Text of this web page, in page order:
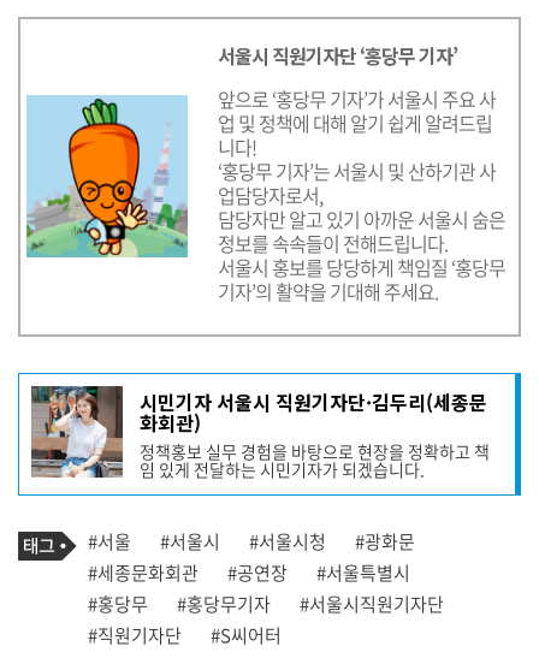
서울시 직원기자단 ‘홍당무 기자’
앞으로 ‘홍당무 기자’가 서울시 주요 사
업 및 정책에 대해 알기 쉽게 알려드립
니다!
‘홍당무 기자’는 서울시 및 산하기관 사
업담당자로서,
담당자만 알고 있기 아까운 서울시 숨은
정보를 속속들이 전해드립니다.
서울시 홍보를 당당하게 책임질 ‘홍당무
기자’의 활약을 기대해 주세요.
기
사
작
성
자
프
필
시민기자 서울시 직원기자단·김두리(세종문
화회관)
정책홍보 실무 경험을 바탕으로 현장을 정확하고 책
임 있게 전달하는 시민기자가 되겠습니다.
기
사
관
련
태
그
태
그
#서울 #서울시 #서울시청
#광화문
#세종문화회관
#공연장
#서울특별시
#홍당무
#홍당무기자
#서울시직원기자단
#직원기자단
#S씨어터